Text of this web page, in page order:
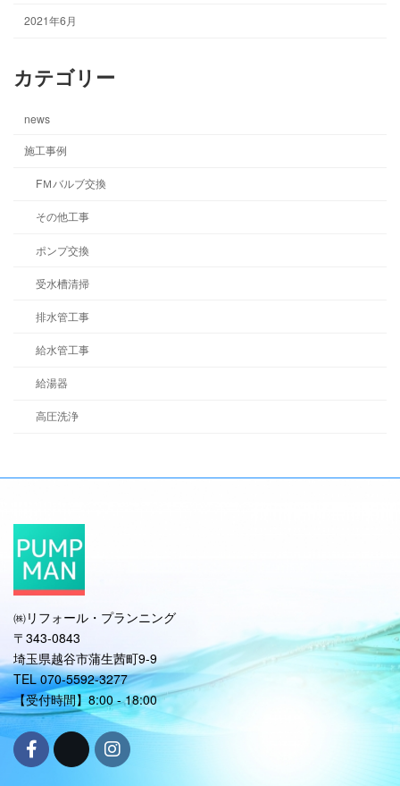
2021年6月
カテゴリー
news
施工事例
FＭバルブ交換
その他工事
ポンプ交換
受水槽清掃
排水管工事
給水管工事
給湯器
高圧洗浄
㈱リフォール・プランニング
〒343-0843
埼玉県越谷市蒲生茜町9-9
TEL 070-5592-3277
【受付時間】8:00 - 18:00